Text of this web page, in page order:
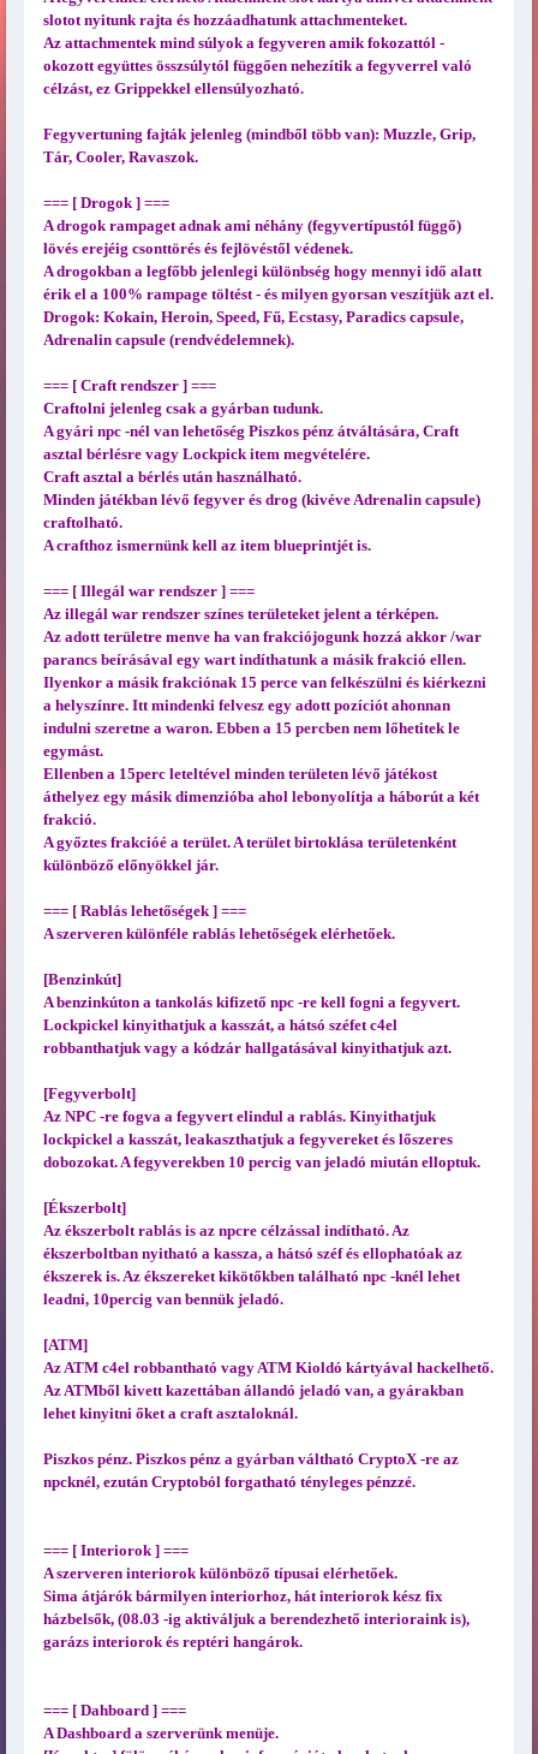
slotot nyitunk rajta és hozzáadhatunk attachmenteket.
Az attachmentek mind súlyok a fegyveren amik fokozattól -
okozott együttes összsúlytól függően nehezítik a fegyverrel való
célzást, ez Grippekkel ellensúlyozható.
Fegyvertuning fajták jelenleg (mindből több van): Muzzle, Grip,
Tár, Cooler, Ravaszok.
=== [ Drogok ] ===
A drogok rampaget adnak ami néhány (fegyvertípustól függő)
lövés erejéig csonttörés és fejlövéstől védenek.
A drogokban a legfőbb jelenlegi különbség hogy mennyi idő alatt
érik el a 100% rampage töltést - és milyen gyorsan veszítjük azt el.
Drogok: Kokain, Heroin, Speed, Fű, Ecstasy, Paradics capsule,
Adrenalin capsule (rendvédelemnek).
=== [ Craft rendszer ] ===
Craftolni jelenleg csak a gyárban tudunk.
A gyári npc -nél van lehetőség Piszkos pénz átváltására, Craft
asztal bérlésre vagy Lockpick item megvételére.
Craft asztal a bérlés után használható.
Minden játékban lévő fegyver és drog (kivéve Adrenalin capsule)
craftolható.
A crafthoz ismernünk kell az item blueprintjét is.
=== [ Illegál war rendszer ] ===
Az illegál war rendszer színes területeket jelent a térképen.
Az adott területre menve ha van frakciójogunk hozzá akkor /war
parancs beírásával egy wart indíthatunk a másik frakció ellen.
Ilyenkor a másik frakciónak 15 perce van felkészülni és kiérkezni
a helyszínre. Itt mindenki felvesz egy adott pozíciót ahonnan
indulni szeretne a waron. Ebben a 15 percben nem lőhetitek le
egymást.
Ellenben a 15perc leteltével minden területen lévő játékost
áthelyez egy másik dimenzióba ahol lebonyolítja a háborút a két
frakció.
A győztes frakcióé a terület. A terület birtoklása területenként
különböző előnyökkel jár.
=== [ Rablás lehetőségek ] ===
A szerveren különféle rablás lehetőségek elérhetőek.
[Benzinkút]
A benzinkúton a tankolás kifizető npc -re kell fogni a fegyvert.
Lockpickel kinyithatjuk a kasszát, a hátsó széfet c4el
robbanthatjuk vagy a kódzár hallgatásával kinyithatjuk azt.
[Fegyverbolt]
Az NPC -re fogva a fegyvert elindul a rablás. Kinyithatjuk
lockpickel a kasszát, leakaszthatjuk a fegyvereket és lőszeres
dobozokat. A fegyverekben 10 percig van jeladó miután elloptuk.
[Ékszerbolt]
Az ékszerbolt rablás is az npcre célzással indítható. Az
ékszerboltban nyitható a kassza, a hátsó széf és ellophatóak az
ékszerek is. Az ékszereket kikötőkben található npc -knél lehet
leadni, 10percig van bennük jeladó.
[ATM]
Az ATM c4el robbantható vagy ATM Kioldó kártyával hackelhető.
Az ATMből kivett kazettában állandó jeladó van, a gyárakban
lehet kinyitni őket a craft asztaloknál.
Piszkos pénz. Piszkos pénz a gyárban váltható CryptoX -re az
npcknél, ezután Cryptoból forgatható tényleges pénzzé.
=== [ Interiorok ] ===
A szerveren interiorok különböző típusai elérhetőek.
Sima átjárók bármilyen interiorhoz, hát interiorok kész fix
házbelsők, (08.03 -ig aktiváljuk a berendezhető interioraink is),
garázs interiorok és reptéri hangárok.
=== [ Dahboard ] ===
A Dashboard a szerverünk menüje.